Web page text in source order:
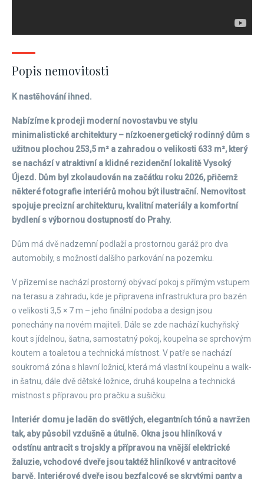
Popis nemovitosti
K nastěhování ihned.
Nabízíme k prodeji moderní novostavbu ve stylu
minimalistické architektury – nízkoenergetický rodinný dům s
užitnou plochou 253,5 m² a zahradou o velikosti 633 m², který
se nachází v atraktivní a klidné rezidenční lokalitě Vysoký
Újezd. Dům byl zkolaudován na začátku roku 2026, přičemž
některé fotografie interiérů mohou být ilustrační. Nemovitost
spojuje precizní architekturu, kvalitní materiály a komfortní
bydlení s výbornou dostupností do Prahy.
Dům má dvě nadzemní podlaží a prostornou garáž pro dva
automobily, s možností dalšího parkování na pozemku.
V přízemí se nachází prostorný obývací pokoj s přímým vstupem
na terasu a zahradu, kde je připravena infrastruktura pro bazén
o velikosti 3,5 × 7 m – jeho finální podoba a design jsou
ponechány na novém majiteli. Dále se zde nachází kuchyňský
kout s jídelnou, šatna, samostatný pokoj, koupelna se sprchovým
koutem a toaletou a technická místnost. V patře se nachází
soukromá zóna s hlavní ložnicí, která má vlastní koupelnu a walk-
in šatnu, dále dvě dětské ložnice, druhá koupelna a technická
místnost s přípravou pro pračku a sušičku.
Interiér domu je laděn do světlých, elegantních tónů a navržen
tak, aby působil vzdušně a útulně. Okna jsou hliníková v
odstínu antracit s trojskly a přípravou na vnější elektrické
žaluzie, vchodové dveře jsou taktéž hliníkové v antracitové
barvě. Interiérové dveře jsou bezfalcové se skrytými panty a